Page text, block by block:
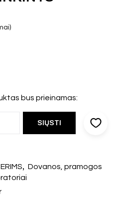
bus prieinamas:
, Dovanos, pramogos